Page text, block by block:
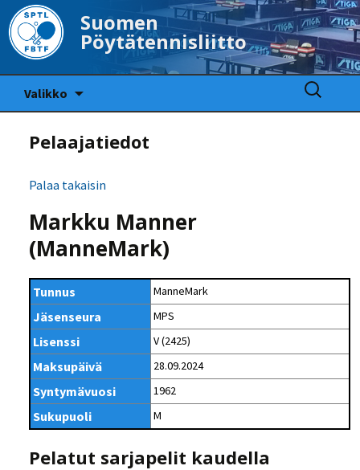
Suomen
Pöytätennisliitto
Valikko
Haku:
Pelaajatiedot
Palaa takaisin
Markku Manner
(ManneMark)
Tunnus ManneMark
Jäsenseura MPS
Lisenssi V (2425)
Maksupäivä 28.09.2024
Syntymävuosi 1962
Sukupuoli M
Pelatut sarjapelit kaudella